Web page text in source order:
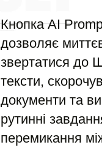
Кнопка AI
дозволяє
звертатися до
тексти,
документи та
рутинні
перемикання